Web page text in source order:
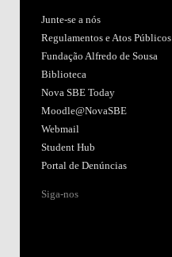
Junte-se a nós
Regulamentos e Atos Públicos
Fundação Alfredo de Sousa
Biblioteca
Nova SBE Today
Moodle@NovaSBE
Webmail
Student Hub
Portal de Denúncias
Siga-nos